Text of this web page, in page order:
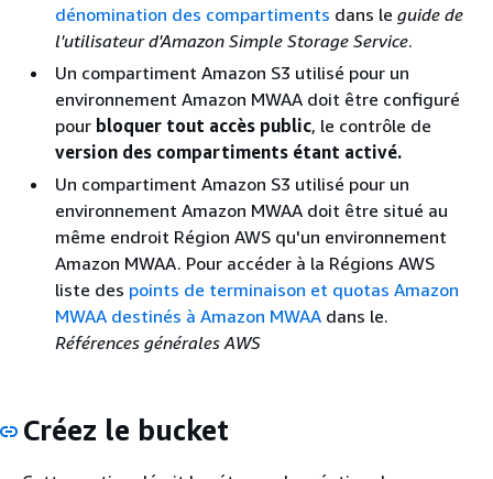
dénomination des compartiments dans le guide de
l'utilisateur d'Amazon Simple Storage Service.
Un compartiment Amazon S3 utilisé pour un
environnement Amazon MWAA doit être configuré
pour bloquer tout accès public, le contrôle de
version des compartiments étant activé.
Un compartiment Amazon S3 utilisé pour un
environnement Amazon MWAA doit être situé au
même endroit Région AWS qu'un environnement
Amazon MWAA. Pour accéder à la Régions AWS
liste des points de terminaison et quotas Amazon
MWAA destinés à Amazon MWAA dans le.
Références générales AWS
Créez le bucket